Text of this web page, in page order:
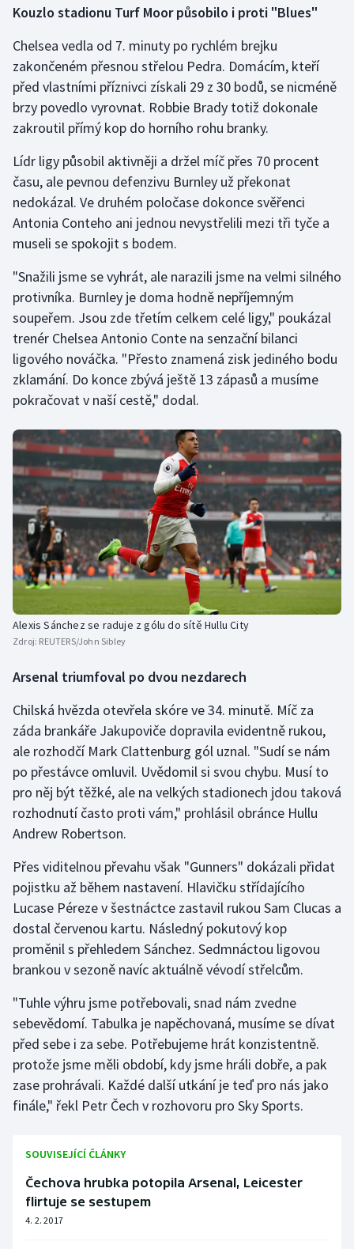
Krasobruslení
Lezení
Lyže a snowboard
Moderní pětiboj
Motorsport
Olympijské hry
Parasport
Plavání
Plážový volejbal
Ragby
Rychlobruslení
Rychlostní kanoistika
Short track
Sportovní střelba
Stolní tenis
Triatlon
Veslování
Volejbal
Kouzlo stadionu Turf Moor působilo i proti "Blues"
Chelsea vedla od 7. minuty po rychlém brejku
zakončeném přesnou střelou Pedra. Domácím, kteří
před vlastními příznivci získali 29 z 30 bodů, se nicméně
brzy povedlo vyrovnat. Robbie Brady totiž dokonale
zakroutil přímý kop do horního rohu branky.
Lídr ligy působil aktivněji a držel míč přes 70 procent
času, ale pevnou defenzivu Burnley už překonat
nedokázal. Ve druhém poločase dokonce svěřenci
Antonia Conteho ani jednou nevystřelili mezi tři tyče a
museli se spokojit s bodem.
"Snažili jsme se vyhrát, ale narazili jsme na velmi silného
protivníka. Burnley je doma hodně nepříjemným
soupeřem. Jsou zde třetím celkem celé ligy," poukázal
trenér Chelsea Antonio Conte na senzační bilanci
ligového nováčka. "Přesto znamená zisk jediného bodu
zklamání. Do konce zbývá ještě 13 zápasů a musíme
pokračovat v naší cestě," dodal.
Alexis Sánchez se raduje z gólu do sítě Hullu City
Zdroj: REUTERS/John Sibley
Arsenal triumfoval po dvou nezdarech
Chilská hvězda otevřela skóre ve 34. minutě. Míč za
záda brankáře Jakupoviče dopravila evidentně rukou,
ale rozhodčí Mark Clattenburg gól uznal. "Sudí se nám
po přestávce omluvil. Uvědomil si svou chybu. Musí to
pro něj být těžké, ale na velkých stadionech jdou taková
rozhodnutí často proti vám," prohlásil obránce Hullu
Andrew Robertson.
Přes viditelnou převahu však "Gunners" dokázali přidat
pojistku až během nastavení. Hlavičku střídajícího
Lucase Péreze v šestnáctce zastavil rukou Sam Clucas a
dostal červenou kartu. Následný pokutový kop
proměnil s přehledem Sánchez. Sedmnáctou ligovou
brankou v sezoně navíc aktuálně vévodí střelcům.
"Tuhle výhru jsme potřebovali, snad nám zvedne
sebevědomí. Tabulka je napěchovaná, musíme se dívat
před sebe i za sebe. Potřebujeme hrát konzistentně.
protože jsme měli období, kdy jsme hráli dobře, a pak
zase prohrávali. Každé další utkání je teď pro nás jako
finále," řekl Petr Čech v rozhovoru pro Sky Sports.
SOUVISEJÍCÍ ČLÁNKY
Čechova hrubka potopila Arsenal, Leicester
flirtuje se sestupem
4. 2. 2017